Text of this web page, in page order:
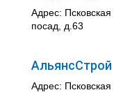
Адрес:
посад, д.63
АльянсСтрой
Адрес: